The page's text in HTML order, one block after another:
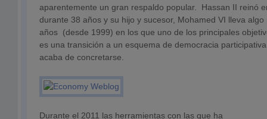
aparentemente un gran respaldo popular. Hassan II reinó
durante 38 años y su hijo y sucesor, Mohamed VI lleva algo
años (desde 1999) en los que uno de los principales
es una transición a un esquema de democracia
acaba de concretarse.
Durante el 2011 las herramientas con las que ha